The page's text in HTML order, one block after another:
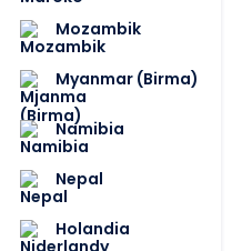
Mozambik
Myanmar (Birma)
Namibia
Nepal
Holandia